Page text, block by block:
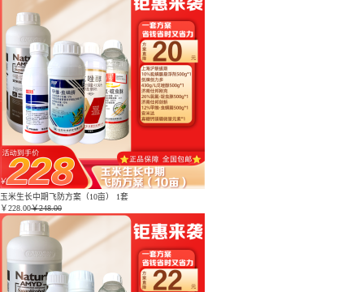
玉米生长中期飞防方案（10亩） 1套
￥228.00￥248.00